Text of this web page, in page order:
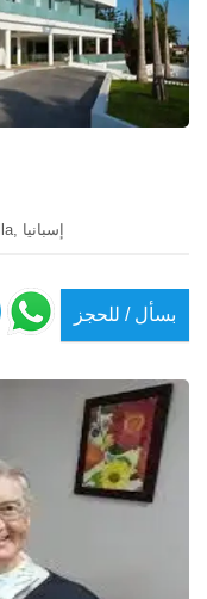
Calle Maestra Doña Carola, 8, 29602, Marbella, إسبانيا
بسأل / للحجز